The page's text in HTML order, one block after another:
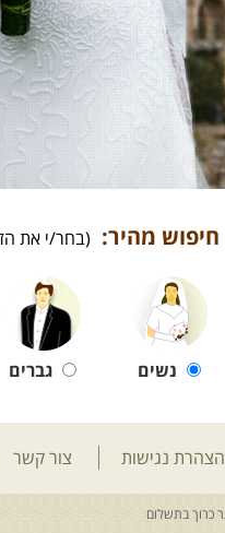
חיפוש מהיר: (בחר/י את
נשים גברים
הצהרת נגישות צור קשר